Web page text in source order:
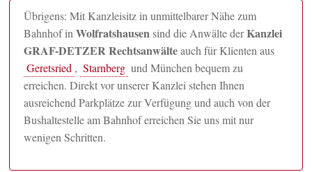
Übrigens: Mit Kanzleisitz in unmittelbarer Nähe zum
Bahnhof inWolfratshausensind die Anwälte derKanzlei
GRAF-DETZER Rechtsanwälteauch für Klienten aus
Geretsried , Starnberg und München bequem zu
erreichen. Direkt vor unserer Kanzlei stehen Ihnen
ausreichend Parkplätze zur Verfügung und auch von der
Bushaltestelle am Bahnhof erreichen Sie uns mit nur
wenigen Schritten.